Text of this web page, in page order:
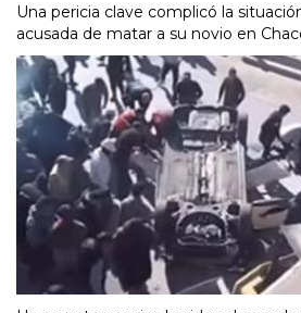
Una pericia clave complicó la
acusada de matar a su novio en